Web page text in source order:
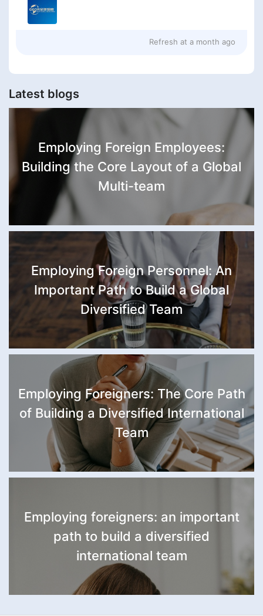
Refresh at a month ago
Latest blogs
Employing Foreign Employees:
Building the Core Layout of a Global
Multi-team
Employing Foreign Personnel: An
Important Path to Build a Global
Diversified Team
Employing Foreigners: The Core Path
of Building a Diversified International
Team
Employing foreigners: an important
path to build a diversified
international team